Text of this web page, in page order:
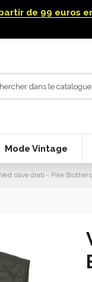
de 99 euros
Mode Vintage
olive drab - Pike Brothers